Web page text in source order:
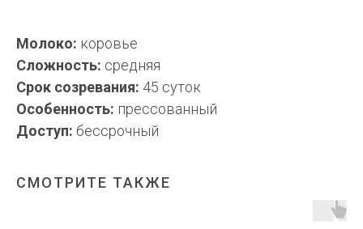
Молоко: коровье
Сложность: средняя
Срок созревания: 45 суток
Особенность: прессованный
Доступ: бессрочный
СМОТРИТЕ ТАКЖЕ